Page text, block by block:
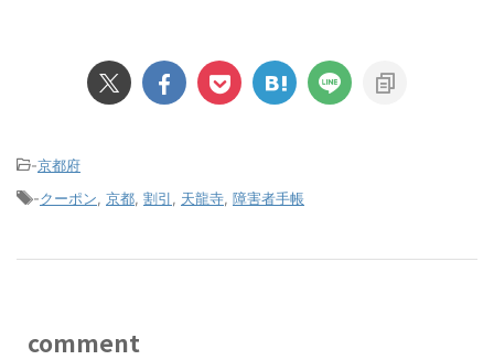
-京都府
-クーポン 京都 割引 天龍寺 障害者手帳
comment